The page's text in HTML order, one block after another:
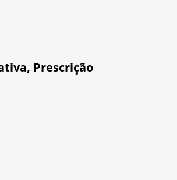
, Prescrição